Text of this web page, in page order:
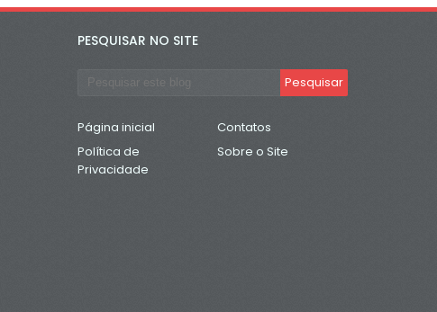
PESQUISAR NO SITE
Página inicial
Contatos
Política de
Privacidade
Sobre o Site